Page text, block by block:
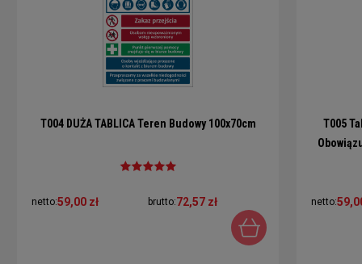
T004 DUŻA TABLICA Teren Budowy 100x70cm
netto:59,00 zł brutto:72,57 zł
T005
netto: